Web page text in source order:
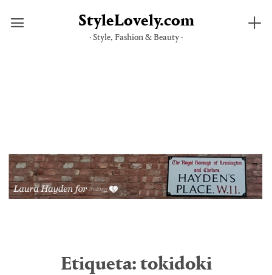
StyleLovely.com
· Style, Fashion & Beauty ·
Etiqueta: tokidoki